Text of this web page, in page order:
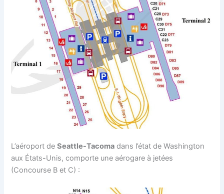
L’aéroport deSeattle-Tacoma dans l’état de Washington
aux États-Unis, comporte une aérogare à jetées
(Concourse B et C) :